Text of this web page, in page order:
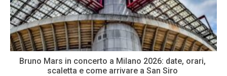
Bruno Mars in concerto a Milano 2026: date, orari,
scaletta e come arrivare a San Siro